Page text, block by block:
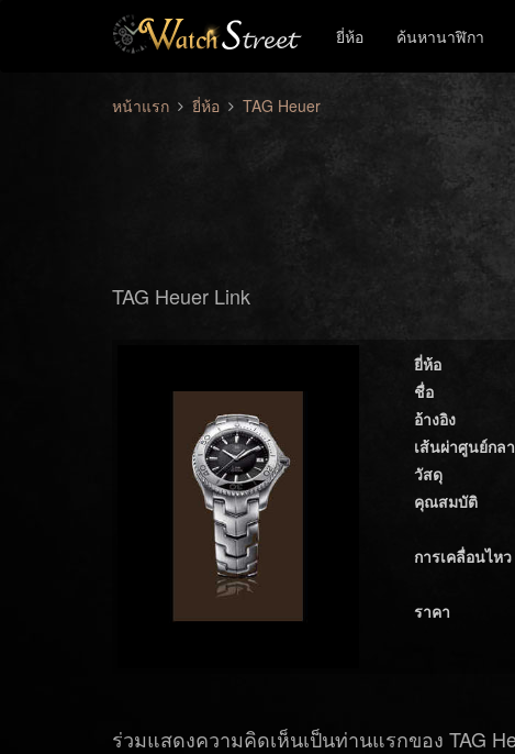
ยี่ห้อ ค้นหานาฬิกา
หน้าแรก ยี่ห้อ TAG Heuer
TAG Heuer Link
ยี่ห้อ
ชื่อ
อ้างอิง
เส้นผ่าศูนย์กล
วัสดุ
คุณสมบัติ
การเคลื่อนไหว
ราคา
ร่วมแสดงความคิดเห็นเป็นท่านแรกของ TAG